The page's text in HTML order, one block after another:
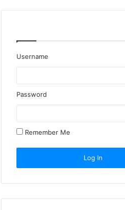
Username
Password
Remember Me